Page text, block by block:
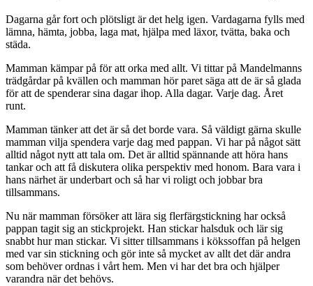
Dagarna går fort och plötsligt är det helg igen. Vardagarna fylls med
lämna, hämta, jobba, laga mat, hjälpa med läxor, tvätta, baka och
städa.
Mamman kämpar på för att orka med allt. Vi tittar på Mandelmanns
trädgårdar på kvällen och mamman hör paret säga att de är så glada
för att de spenderar sina dagar ihop. Alla dagar. Varje dag. Året
runt.
Mamman tänker att det är så det borde vara. Så väldigt gärna skulle
mamman vilja spendera varje dag med pappan. Vi har på något sätt
alltid något nytt att tala om. Det är alltid spännande att höra hans
tankar och att få diskutera olika perspektiv med honom. Bara vara i
hans närhet är underbart och så har vi roligt och jobbar bra
tillsammans.
Nu när mamman försöker att lära sig flerfärgstickning har också
pappan tagit sig an stickprojekt. Han stickar halsduk och lär sig
snabbt hur man stickar. Vi sitter tillsammans i kökssoffan på helgen
med var sin stickning och gör inte så mycket av allt det där andra
som behöver ordnas i vårt hem. Men vi har det bra och hjälper
varandra när det behövs.